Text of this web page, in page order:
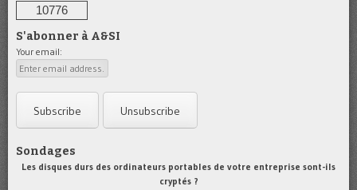
10776
S'abonner à A&SI
Your email:
Sondages
Les disques durs des ordinateurs portables de votre entreprise sont-ils
cryptés ?